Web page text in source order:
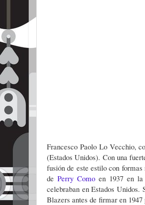
Francesco Paolo Lo Vecchio,
(Estados Unidos). Con una
fusión de este estilo con
de Perry Como en 1937 en la
celebraban en Estados
Blazers antes de firmar en